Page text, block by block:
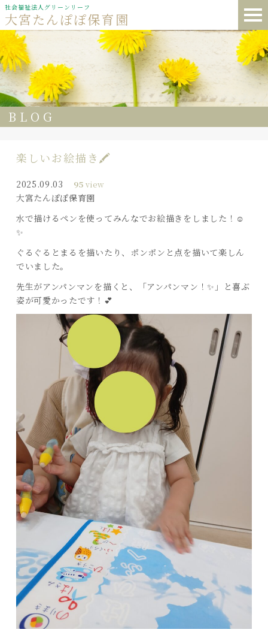
社会福祉法人グリーンリーフ
大宮たんぽぽ保育園
BLOG
楽しいお絵描き🖍
2025.09.03 95 view
大宮たんぽぽ保育園
水で描けるペンを使ってみんなでお絵描きをしました！☺️
✨
ぐるぐるとまるを描いたり、ポンポンと点を描いて楽しん
でいました。
先生がアンパンマンを描くと、「アンパンマン！✨」と喜ぶ
姿が可愛かったです！💕